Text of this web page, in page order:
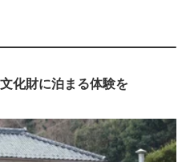
化財に泊まる体験を